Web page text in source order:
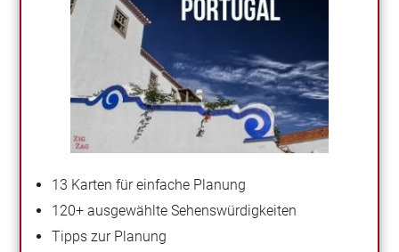
13 Karten für einfache Planung
120+ ausgewählte Sehenswürdigkeiten
Tipps zur Planung